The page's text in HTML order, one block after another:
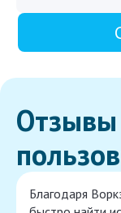
Благодаря